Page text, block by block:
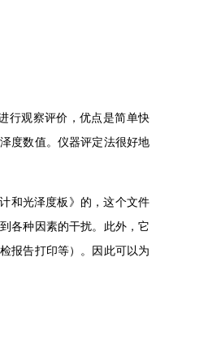
行观察评价，优点是简单快
度数值。仪器评定法很好地
和光泽度板》的，这个文件
各种因素的干扰。此外，它
报告打印等）。因此可以为